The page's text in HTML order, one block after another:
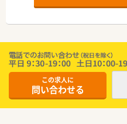
この求人に
問い合わせる